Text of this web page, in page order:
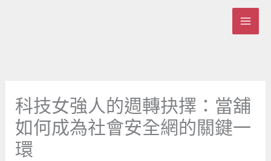
科技女強人的週轉抉擇：當舖
如何成為社會安全網的關鍵一
環